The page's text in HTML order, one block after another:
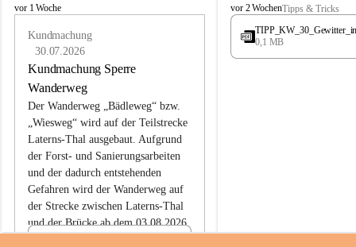
L
vor 1 Woche
Kundmachung
30.07.2026
Kundmachung Sperre
Wanderweg
Der Wanderweg „Bädleweg“ bzw.
„Wiesweg“ wird auf der Teilstrecke
Laterns-Thal ausgebaut. Aufgrund
der Forst- und Sanierungsarbeiten
und der dadurch entstehenden
Gefahren wird der Wanderweg auf
der Strecke zwischen Laterns-Thal
und der Brücke ab dem 03.08.2026
L
a
e
vor 2 WochenTipps & Tricks
0,1 MB